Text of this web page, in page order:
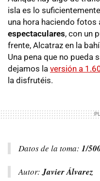
isla es lo
una hora haciendo fotos
espectaculares, con un
frente, Alcatraz en la
Una pena que no pueda
dejamos la versión a
la disfrutéis.
Datos de la toma: 1/
Autor:Javier Álvarez